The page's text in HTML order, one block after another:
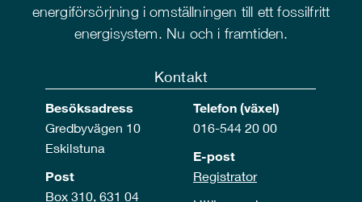
energiförsörjning i omställningen till ett fossilfritt
energisystem. Nu och i framtiden.
Kontakt
Besöksadress
Gredbyvägen 10
Eskilstuna
Post
Box 310, 631 04
Telefon (växel)
016-544 20 00
E-post
Registrator